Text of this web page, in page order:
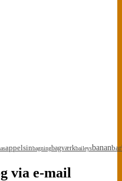
appelsinbagningbagværkbaileysbananbar
via e-mail